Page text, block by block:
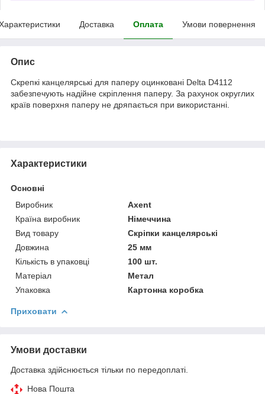
Доставка Оплата Умови повернення
Опис
Cкрепкі канцелярські для паперу оцинковані Delta D4112
забезпечують надійне скріплення паперу. За рахунок округлих
країв поверхня паперу не дряпається при використанні.
Характеристики
Основні
Виробник
Axent
Країна виробник
Німеччина
Вид товару
Скріпки канцелярські
Довжина
25 мм
Кількість в упаковці
100 шт.
Матеріал
Метал
Упаковка
Картонна коробка
Приховати
Умови доставки
Доставка здійснюється тільки по передоплаті.
Нова Пошта